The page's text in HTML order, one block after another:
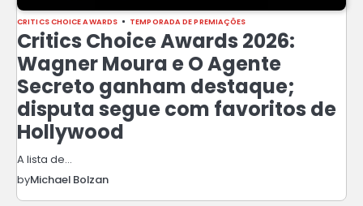
CRITICS CHOICE AWARDS TEMPORADA DE PREMIAÇÕES
Critics Choice Awards 2026:
Wagner Moura e O Agente
Secreto ganham destaque;
disputa segue com favoritos de
Hollywood
A lista de…
byMichael Bolzan